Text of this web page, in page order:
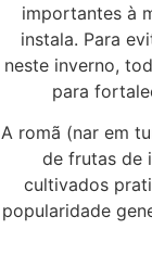
importantes à
instala. Para
neste inverno,
para
A romã (nar em
de frutas de
cultivados
popularidade